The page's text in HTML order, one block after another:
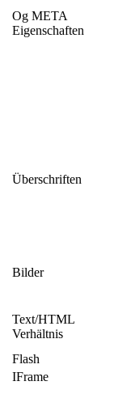
Og META
Eigenschaften
Überschriften
Bilder
Text/HTML
Verhältnis
Flash
IFrame